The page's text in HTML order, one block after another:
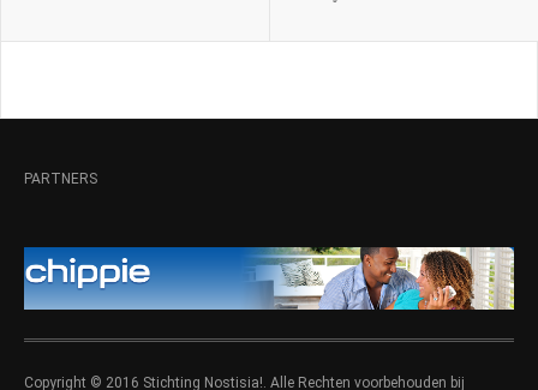
PARTNERS
Copyright © 2016 Stichting Nostisia!. Alle Rechten voorbehouden bij